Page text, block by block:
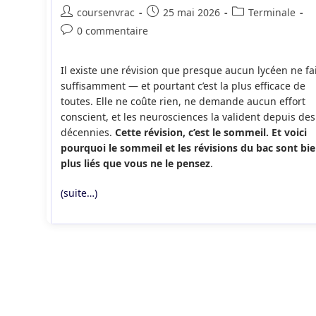
Auteur/autrice
de
coursenvrac
Publication
publiée :
25 mai 2026
PostTerminale
Commentaires
publication :
0 commentaire
Il existe une révision que presque aucun lycéen ne
suffisamment — et pourtant c’est la plus efficace de
toutes. Elle ne coûte rien, ne demande aucun effort
conscient, et les neurosciences la valident depuis des
décennies. Cette révision, c’est le sommeil. Et voici
pourquoi le sommeil et les révisions du bac sont
plus liés que vous ne le pensez.
(suite…)